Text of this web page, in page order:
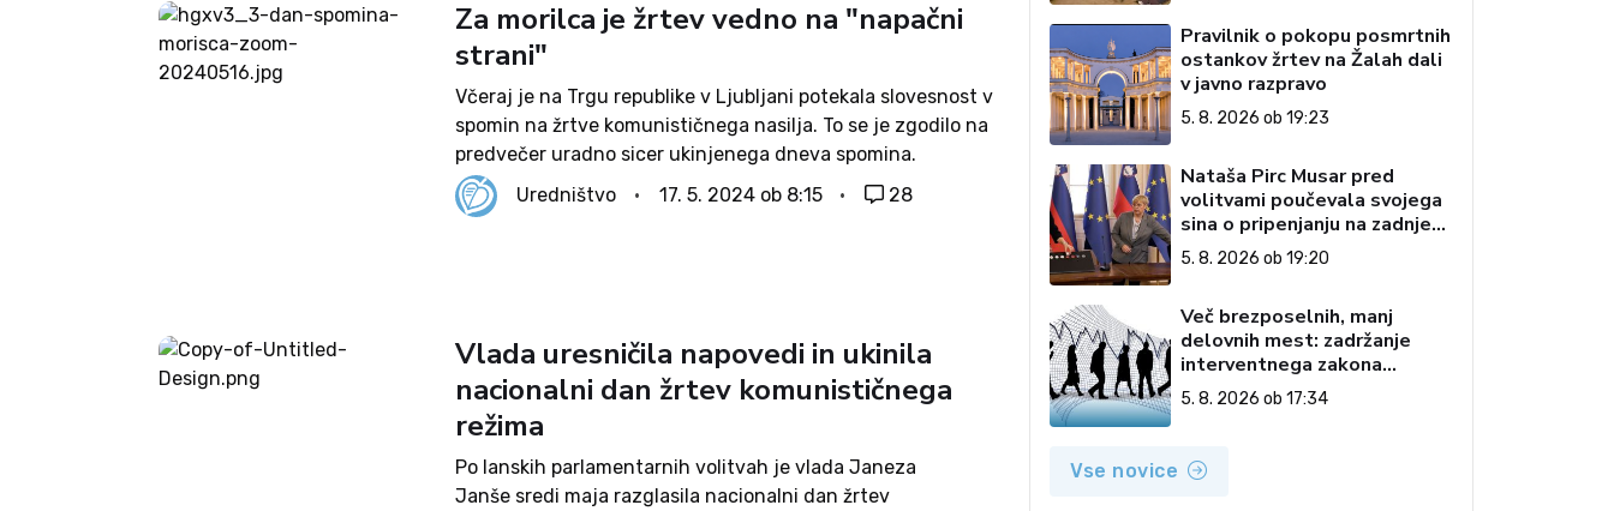
Za morilca je žrtev vedno na "napačni
strani"
Včeraj je na Trgu republike v Ljubljani potekala slovesnost v
spomin na žrtve komunističnega nasilja. To se je zgodilo na
predvečer uradno sicer ukinjenega dneva spomina.
Udeleženci se ob poslušanju globokih misli govorcev
umirjeno in dostojanstveno spominjajo žrtev
Uredništvo 17. 5. 2024 ob 8:15 28
Vlada uresničila napovedi in ukinila
nacionalni dan žrtev komunističnega
režima
Po lanskih parlamentarnih volitvah je vlada Janeza
Janše sredi maja razglasila nacionalni dan žrtev
Pravilnik o pokopu posmrtnih
ostankov žrtev na Žalah dali
v javno razpravo
5. 8. 2026 ob 19:23
Nataša Pirc Musar pred
volitvami poučevala svojega
sina o pripenjanju na zadnjem
sedežu
5. 8. 2026 ob 19:20
Več brezposelnih, manj
delovnih mest: zadržanje
interventnega zakona
podaljšuje negotovost
5. 8. 2026 ob 17:34
Vse novice